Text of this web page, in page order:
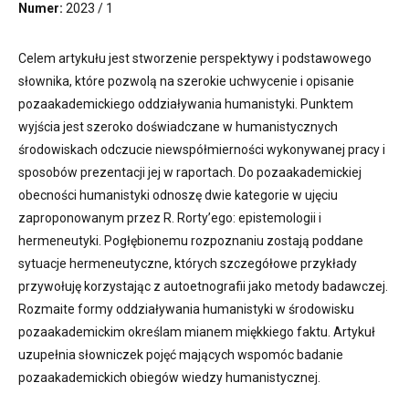
Numer: 2023 / 1
Celem artykułu jest stworzenie perspektywy i podstawowego
słownika, które pozwolą na szerokie uchwycenie i opisanie
pozaakademickiego oddziaływania humanistyki. Punktem
wyjścia jest szeroko doświadczane w humanistycznych
środowiskach odczucie niewspółmierności wykonywanej pracy i
sposobów prezentacji jej w raportach. Do pozaakademickiej
obecności humanistyki odnoszę dwie kategorie w ujęciu
zaproponowanym przez R. Rorty’ego: epistemologii i
hermeneutyki. Pogłębionemu rozpoznaniu zostają poddane
sytuacje hermeneutyczne, których szczegółowe przykłady
przywołuję korzystając z autoetnografii jako metody badawczej.
Rozmaite formy oddziaływania humanistyki w środowisku
pozaakademickim określam mianem miękkiego faktu. Artykuł
uzupełnia słowniczek pojęć mających wspomóc badanie
pozaakademickich obiegów wiedzy humanistycznej.